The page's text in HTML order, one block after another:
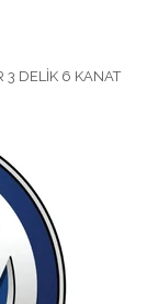
3 DELİK 6 KANAT